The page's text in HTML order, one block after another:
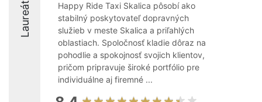
Laureáti
Happy Ride Taxi Skalica pôsobí ako
stabilný poskytovateľ dopravných
služieb v meste Skalica a priľahlých
oblastiach. Spoločnosť kladie dôraz na
pohodlie a spokojnosť svojich klientov,
pričom pripravuje široké portfólio pre
individuálne aj firemné ...